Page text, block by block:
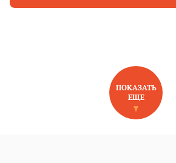
НОВОЕ НА САЙТЕ
ПОКАЗАТЬ
ЕЩЕ